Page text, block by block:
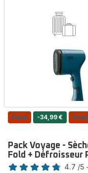
Pack -34,99 €
Pack Voyage -
Fold + Défroisseur
Note
4.7 /5